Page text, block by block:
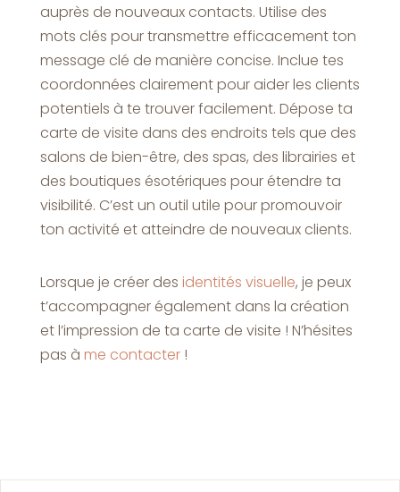
auprès de nouveaux contacts. Utilise des
mots clés pour transmettre efficacement ton
message clé de manière concise. Inclue tes
coordonnées clairement pour aider les clients
potentiels à te trouver facilement. Dépose ta
carte de visite dans des endroits tels que des
salons de bien-être, des spas, des librairies et
des boutiques ésotériques pour étendre ta
visibilité. C’est un outil utile pour promouvoir
ton activité et atteindre de nouveaux clients.
Lorsque je créer des identités visuelle, je peux
t’accompagner également dans la création
et l’impression de ta carte de visite ! N’hésites
pas à me contacter !